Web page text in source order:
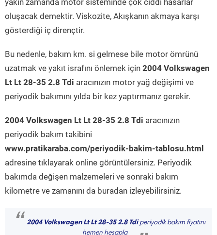
yakın zamanda motor sisteminde çok ciddi hasarlar
oluşacak demektir. Viskozite, Akışkanın akmaya karşı
gösterdiği iç dirençtir.
Bu nedenle, bakım km. si gelmese bile motor ömrünü
uzatmak ve yakıt israfını önlemek için 2004 Volkswagen
Lt Lt 28-35 2.8 Tdi aracınızın motor yağ değişimi ve
periyodik bakımını yılda bir kez yaptırmanız gerekir.
2004 Volkswagen Lt Lt 28-35 2.8 Tdi aracınızın
periyodik bakım takibini
www.pratikaraba.com/periyodik-bakim-tablosu.html
adresine tıklayarak online görüntülersiniz. Periyodik
bakımda değişen malzemeleri ve sonraki bakım
kilometre ve zamanını da buradan izleyebilirsiniz.
“ 2004 Volkswagen Lt Lt 28-35 2.8 Tdiperiyodik bakım fiyatını
hemen hesapla